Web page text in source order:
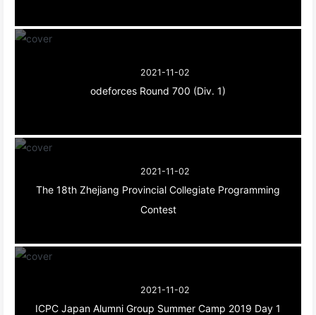
2021-11-02
odeforces Round 700 (Div. 1)
2021-11-02
The 18th Zhejiang Provincial Collegiate Programming
Contest
2021-11-02
ICPC Japan Alumni Group Summer Camp 2019 Day 1